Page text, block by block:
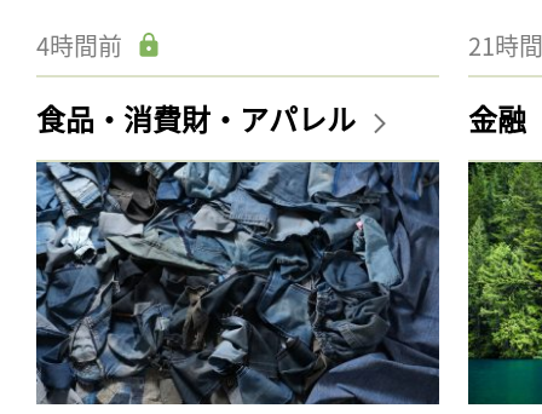
4時間前 21時
食品・消費財・アパレル 金融